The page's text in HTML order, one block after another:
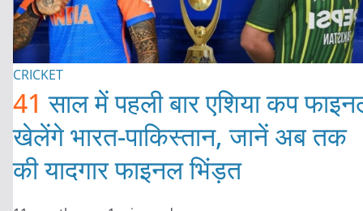
CRICKET
41 साल में पहली बार एशिया कप
खेलेंगे भारत-पाकिस्तान, जानें अब तक
की यादगार फाइनल भिंड़त